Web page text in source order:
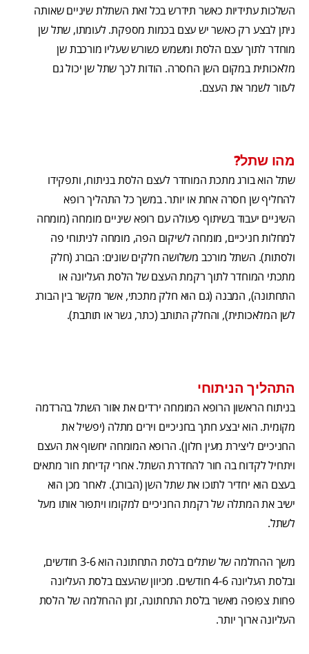
השלכות עתידיות כאשר תידרש בכל זאת השתלת שיניים שאותה
ניתן לבצע רק כאשר יש עצם בכמות מספקת. לעומתו, שתל שן
מוחדר לתוך עצם הלסת ומשמש כשורש שעליו מורכבת שן
מלאכותית במקום השן החסרה. הודות לכך שתל שן יכול גם
לעזור לשמר את העצם.
מהו שתל?
שתל הוא בורג מתכת המוחדר לעצם הלסת בניתוח, ותפקידו
להחליף שן חסרה אחת או יותר. במשך כל התהליך רופא
השיניים יעבוד בשיתוף פעולה עם רופא שיניים מומחה (מומחה
למחלות חניכיים, מומחה לשיקום הפה, מומחה לניתוחי פה
ולסתות). השתל מורכב משלושה חלקים שונים: הבורג (חלק
מתכתי המוחדר לתוך רקמת העצם של הלסת העליונה או
התחתונה), המבנה (גם הוא חלק מתכתי, אשר מקשר בין הבורג
לשן המלאכותית), והחלק התותב (כתר, גשר או תותבת).
התהליך הניתוחי
בניתוח הראשון הרופא המומחה ירדים את אזור השתל בהרדמה
מקומית. הוא יבצע חתך בחניכיים וירים מתלה (יפשיל את
החניכיים ליצירת מעין חלון). הרופא המומחה יחשוף את העצם
ויתחיל לקדוח בה חור להחדרת השתל. אחרי קדיחת חור מתאים
בעצם הוא יחדיר לתוכו את שתל השן (הבורג). לאחר מכן הוא
ישיב את המתלה של רקמת החניכיים למקומו ויתפור אותו מעל
לשתל.
משך ההחלמה של שתלים בלסת התחתונה הוא 3-6 חודשים,
ובלסת העליונה 4-6 חודשים. מכיוון שהעצם בלסת העליונה
פחות צפופה מאשר בלסת התחתונה, זמן ההחלמה של הלסת
העליונה ארוך יותר.